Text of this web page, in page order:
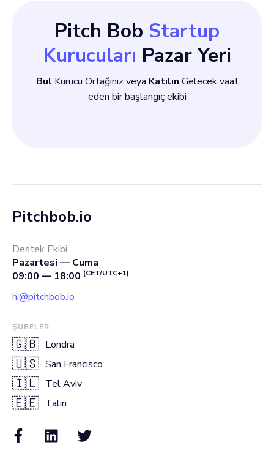
Pitch Bob Startup
Kurucuları Pazar Yeri
Bul Kurucu Ortağınız veya Katılın Gelecek vaat
eden bir başlangıç ekibi
Pitchbob.io
Destek Ekibi
Pazartesi — Cuma
09:00 — 18:00 (CET/UTC+1)
hi@pitchbob.io
ŞUBELER
🇬🇧 Londra
🇺🇸 San Francisco
🇮🇱 Tel Aviv
🇪🇪 Talin